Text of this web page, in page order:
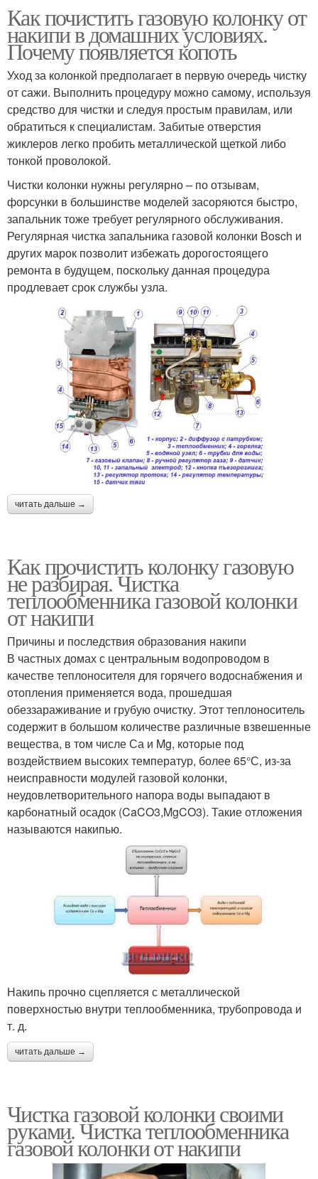
Как почистить газовую колонку от
накипи в домашних условиях.
Почему появляется копоть
Уход за колонкой предполагает в первую очередь чистку
от сажи. Выполнить процедуру можно самому, используя
средство для чистки и следуя простым правилам, или
обратиться к специалистам. Забитые отверстия
жиклеров легко пробить металлической щеткой либо
тонкой проволокой.
Чистки колонки нужны регулярно – по отзывам,
форсунки в большинстве моделей засоряются быстро,
запальник тоже требует регулярного обслуживания.
Регулярная чистка запальника газовой колонки Bosch и
других марок позволит избежать дорогостоящего
ремонта в будущем, поскольку данная процедура
продлевает срок службы узла.
читать дальше →
Как прочистить колонку газовую
не разбирая. Чистка
теплообменника газовой колонки
от накипи
Причины и последствия образования накипи
В частных домах с центральным водопроводом в
качестве теплоносителя для горячего водоснабжения и
отопления применяется вода, прошедшая
обеззараживание и грубую очистку. Этот теплоноситель
содержит в большом количестве различные взвешенные
вещества, в том числе Са и Mg, которые под
воздействием высоких температур, более 65°С, из-за
неисправности модулей газовой колонки,
неудовлетворительного напора воды выпадают в
карбонатный осадок (CaCO3,MgCO3). Такие отложения
называются накипью.
Накипь прочно сцепляется с металлической
поверхностью внутри теплообменника, трубопровода и
т. д.
читать дальше →
Чистка газовой колонки своими
руками. Чистка теплообменника
газовой колонки от накипи